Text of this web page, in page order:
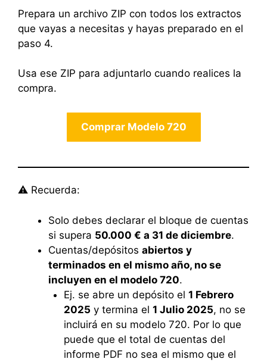
Prepara un archivo ZIP con todos los extractos
que vayas a necesitas y hayas preparado en el
paso 4.
Usa ese ZIP para adjuntarlo cuando realices la
compra.
Comprar Modelo 720
⚠️ Recuerda:
Solo debes declarar el bloque de cuentas
si supera 50.000 € a 31 de diciembre.
Cuentas/depósitos abiertos y
terminados en el mismo año, no se
incluyen en el modelo 720.
Ej. se abre un depósito el 1 Febrero
2025 y termina el 1 Julio 2025, no se
incluirá en su modelo 720. Por lo que
puede que el total de cuentas del
informe PDF no sea el mismo que el